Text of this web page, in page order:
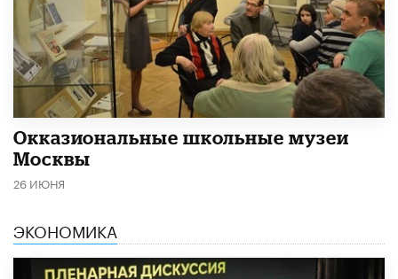
​Окказиональные школьные музеи
Москвы
26 ИЮНЯ
ЭКОНОМИКА